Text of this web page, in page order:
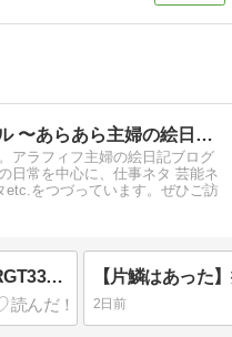
おそがいチャンネル 〜あらあら主婦の絵日記帳〜
アラフィフ主婦の絵日記ブログ
日常を中心に、仕事ネタ 芸能ネ
etc.をつづっています。ぜひご訪
【PQA25】私の中の児玉清【ARGT339】
2日前